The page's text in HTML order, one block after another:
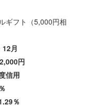
ギフト（5,000円相
12月
円
信用
％